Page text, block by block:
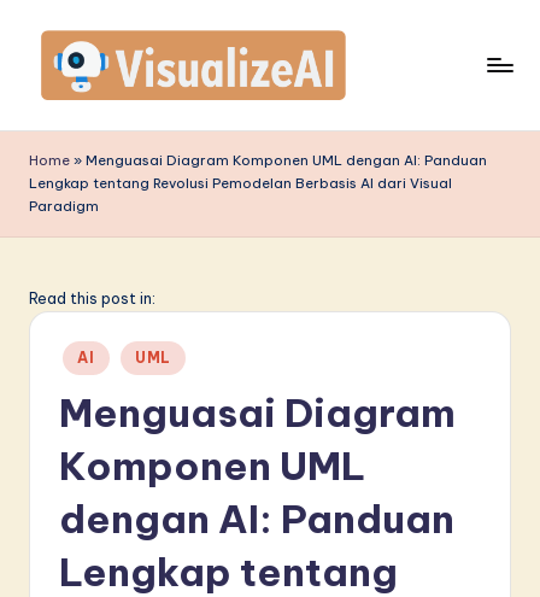
content
is
u
a
z
A
Home » Menguasai Diagram Komponen UML dengan AI: Panduan
Lengkap tentang Revolusi Pemodelan Berbasis AI dari Visual
Paradigm
Read this post in:
Posted
in
AI UML
Menguasai Diagram
Komponen UML
dengan AI: Panduan
Lengkap tentang